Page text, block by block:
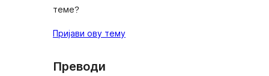
теме?
Пријави ову тему
Преводи